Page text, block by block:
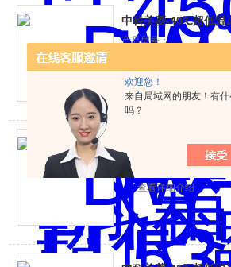
欢迎您！
来自局域网的朋友！有
吗？
中科美菱-40℃超低温
产品型号：
中科美菱-40℃超低温
产品型号：
查看详细介绍